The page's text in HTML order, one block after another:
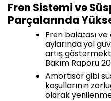
Fren Sistemi ve
Parçalarında
Fren balatası ve
aylarında yol
artış
Bakım Raporu
Amortisör gibi
koşullarının
olarak